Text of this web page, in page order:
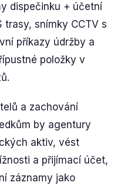
dispečinku + účetní
trasy, snímky CCTV s
příkazy údržby a
položky v
a zachování
by agentury
aktiv, vést
a přijímací účet,
záznamy jako